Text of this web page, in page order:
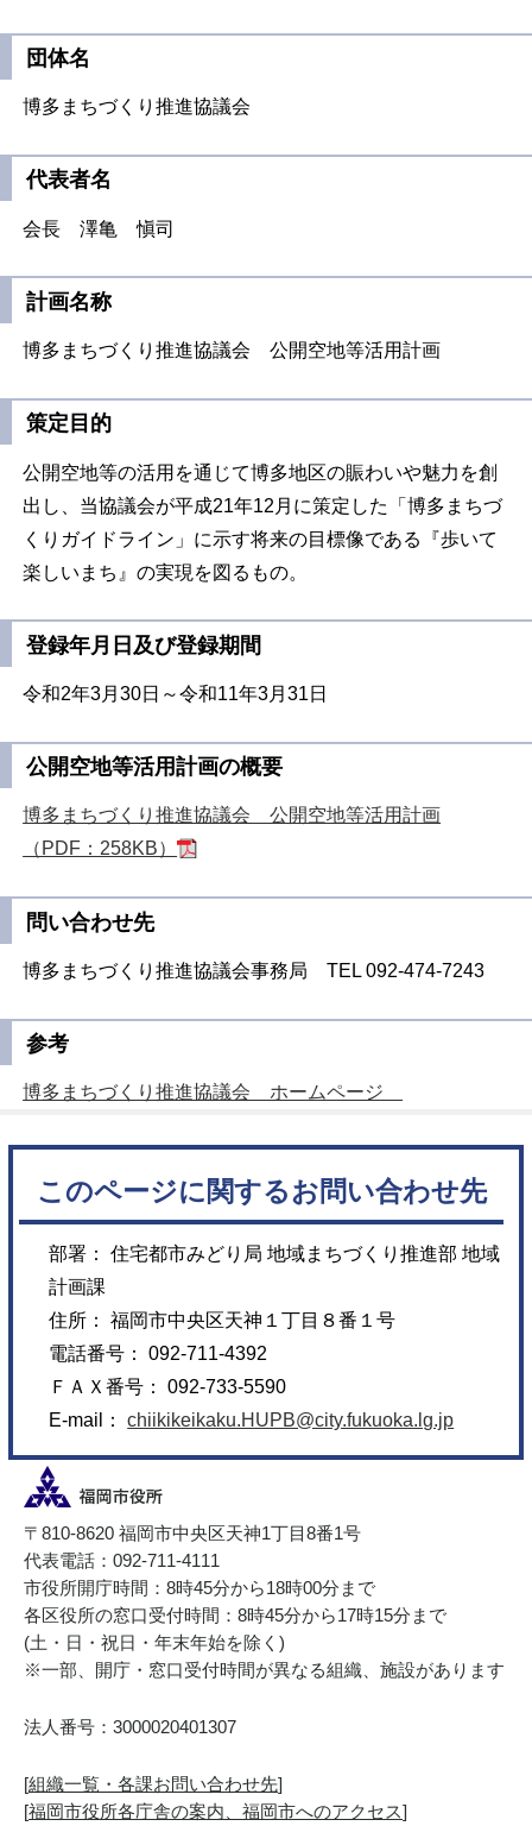
団体名
博多まちづくり推進協議会
代表者名
会長 澤亀 愼司
計画名称
博多まちづくり推進協議会 公開空地等活用計画
策定目的
公開空地等の活用を通じて博多地区の賑わいや魅力を創
出し、当協議会が平成21年12月に策定した「博多まちづ
くりガイドライン」に示す将来の目標像である『歩いて
楽しいまち』の実現を図るもの。
登録年月日及び登録期間
令和2年3月30日～令和11年3月31日
公開空地等活用計画の概要
博多まちづくり推進協議会 公開空地等活用計画
（PDF：258KB）
問い合わせ先
博多まちづくり推進協議会事務局 TEL 092-474-7243
参考
博多まちづくり推進協議会 ホームページ
このページに関するお問い合わせ先
部署： 住宅都市みどり局 地域まちづくり推進部 地域
計画課
住所： 福岡市中央区天神１丁目８番１号
電話番号： 092-711-4392
ＦＡＸ番号： 092-733-5590
E-mail：chiikikeikaku.HUPB@city.fukuoka.lg.jp
〒810-8620 福岡市中央区天神1丁目8番1号
代表電話：092-711-4111
市役所開庁時間：8時45分から18時00分まで
各区役所の窓口受付時間：8時45分から17時15分まで
(土・日・祝日・年末年始を除く)
※一部、開庁・窓口受付時間が異なる組織、施設があります
法人番号：3000020401307
[組織一覧・各課お問い合わせ先]
[福岡市役所各庁舎の案内、福岡市へのアクセス]